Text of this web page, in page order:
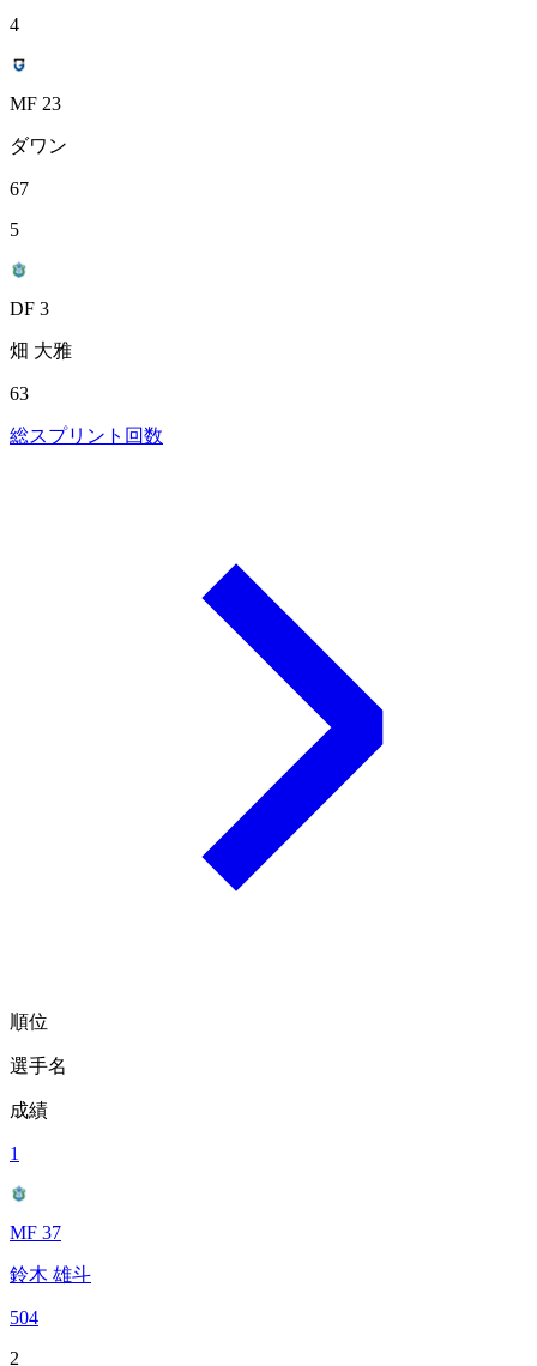
4
MF 23
ダワン
67
5
DF 3
畑 大雅
63
総スプリント回数
順位
選手名
成績
1
MF 37
鈴木 雄斗
504
2